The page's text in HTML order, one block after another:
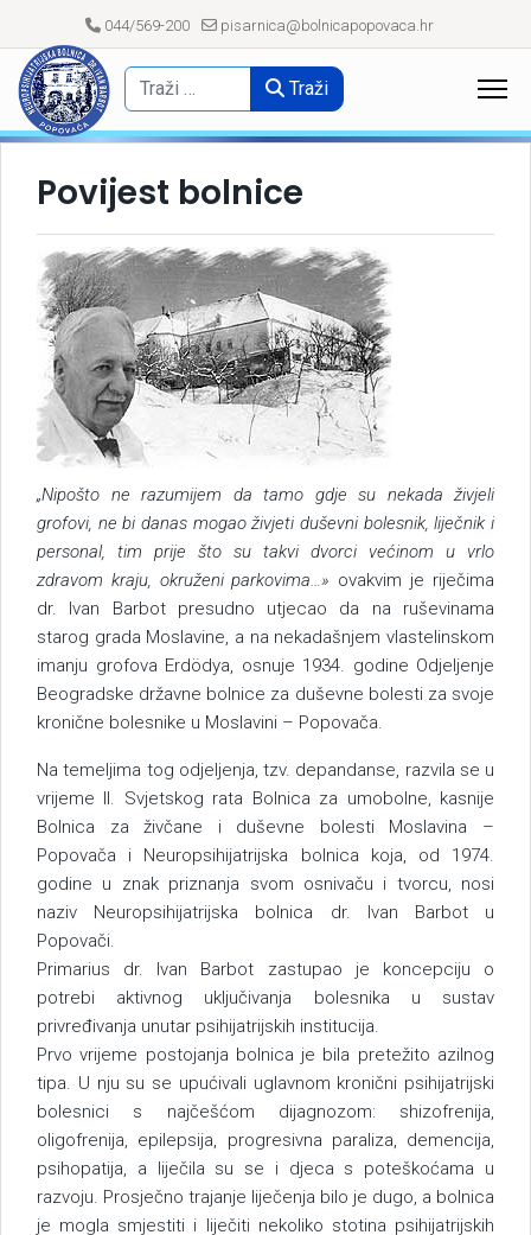
044/569-200 pisarnica@bolnicapopovaca.hr
Traži
Povijest bolnice
„Nipošto ne razumijem da tamo gdje su nekada živjeli
grofovi, ne bi danas mogao živjeti duševni bolesnik, liječnik i
personal, tim prije što su takvi dvorci većinom u vrlo
zdravom kraju, okruženi parkovima…» ovakvim je riječima
dr. Ivan Barbot presudno utjecao da na ruševinama
starog grada Moslavine, a na nekadašnjem vlastelinskom
imanju grofova Erdödya, osnuje 1934. godine Odjeljenje
Beogradske državne bolnice za duševne bolesti za svoje
kronične bolesnike u Moslavini – Popovača.
Na temeljima tog odjeljenja, tzv. depandanse, razvila se u
vrijeme II. Svjetskog rata Bolnica za umobolne, kasnije
Bolnica za živčane i duševne bolesti Moslavina –
Popovača i Neuropsihijatrijska bolnica koja, od 1974.
godine u znak priznanja svom osnivaču i tvorcu, nosi
naziv Neuropsihijatrijska bolnica dr. Ivan Barbot u
Popovači.
Primarius dr. Ivan Barbot zastupao je koncepciju o
potrebi aktivnog uključivanja bolesnika u sustav
privređivanja unutar psihijatrijskih institucija.
Prvo vrijeme postojanja bolnica je bila pretežito azilnog
tipa. U nju su se upućivali uglavnom kronični psihijatrijski
bolesnici s najčešćom dijagnozom: shizofrenija,
oligofrenija, epilepsija, progresivna paraliza, demencija,
psihopatija, a liječila su se i djeca s poteškoćama u
razvoju. Prosječno trajanje liječenja bilo je dugo, a bolnica
je mogla smjestiti i liječiti nekoliko stotina psihijatrijskih